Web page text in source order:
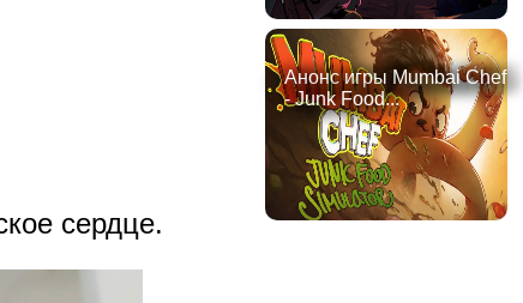
сердце.
Анонс игры Mumbai Chef
- Junk Food...